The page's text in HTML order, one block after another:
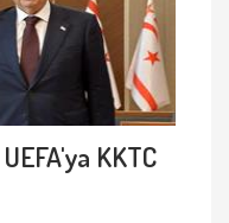
KKTC